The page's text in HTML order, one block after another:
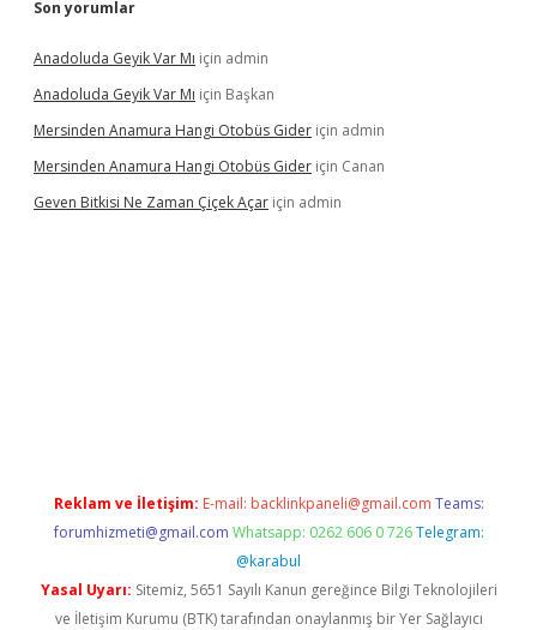
Son yorumlar
Anadoluda Geyik Var Mı için admin
Anadoluda Geyik Var Mı için Başkan
Mersinden Anamura Hangi Otobüs Gider için admin
Mersinden Anamura Hangi Otobüs Gider için Canan
Geven Bitkisi Ne Zaman Çiçek Açar için admin
Reklam ve İletişim: E-mail: backlinkpaneli@gmail.com Teams:
forumhizmeti@gmail.com Whatsapp: 0262 606 0 726 Telegram:
@karabul
Yasal Uyarı: Sitemiz, 5651 Sayılı Kanun gereğince Bilgi Teknolojileri
ve İletişim Kurumu (BTK) tarafından onaylanmış bir Yer Sağlayıcı